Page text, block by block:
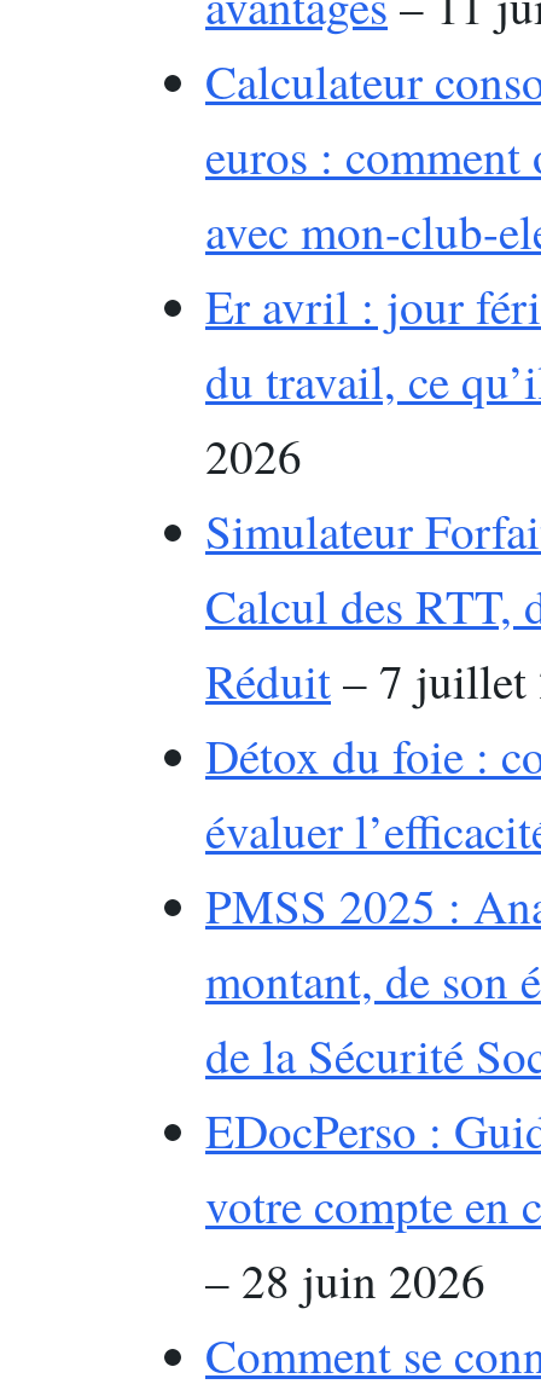
Calculateur
euros :
avec mon-club-
Er avril : jour
du travail, ce
2026
Simulateur
Calcul des RTT,
Réduit– 7 juillet
Détox du foie :
évaluer
PMSS 2025 :
montant, de son
de la Sécurité
EDocPerso :
votre compte en
– 28 juin 2026
Comment se